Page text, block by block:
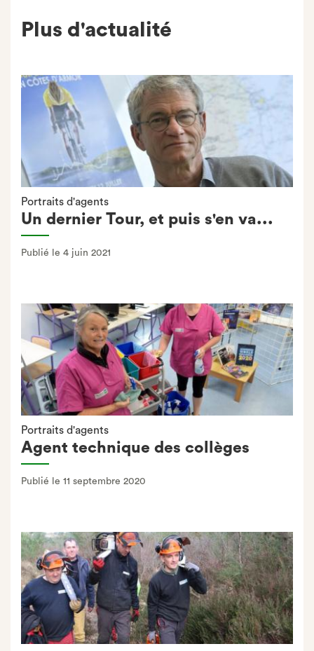
Plus d'actualité
Portraits d'agents
Un dernier Tour, et puis s'en va...
Publié le 4 juin 2021
Portraits d'agents
Agent technique des collèges
Publié le 11 septembre 2020